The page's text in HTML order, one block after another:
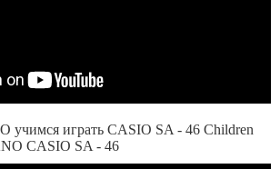
играть CASIO SA - 46 Children
CASIO SA - 46